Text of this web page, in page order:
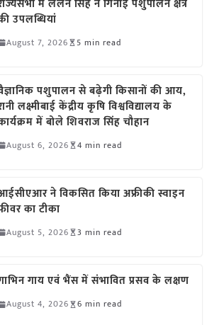
में ललन सिंह ने गिनाईं पशुपालन क्षेत्र
उपलब्धियां
August 7, 2026 5 min read
पशुपालन से बढ़ेगी किसानों की आय,
लक्ष्मीबाई केंद्रीय कृषि विश्वविद्यालय के
में बोले शिवराज सिंह चौहान
August 6, 2026 4 min read
ने विकसित किया अफ्रीकी स्वाइन
का टीका
August 5, 2026 3 min read
गाय एवं भैंस में संभावित प्रसव के लक्षण
August 4, 2026 6 min read